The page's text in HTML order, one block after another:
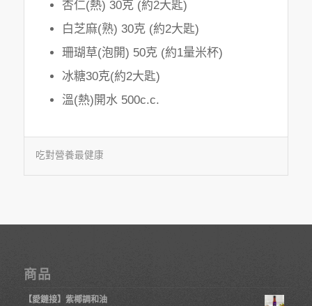
杏仁(熱) 30克 (約2大匙)
白芝麻(熟) 30克 (約2大匙)
珊瑚草(泡開) 50克 (約1量米杯)
冰糖30克(約2大匙)
溫(熱)開水 500c.c.
吃對營養最健康
商品
【愛鏈接】紫椰調和油